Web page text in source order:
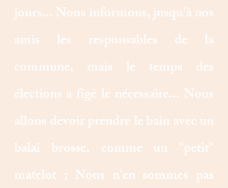
jours... Nous informons, jusqu'à nos
amis les responsables de la
commune, mais le temps des
élections a figé le nécessaire... Nous
allons devoir prendre le bain avec un
balai brosse, comme un "petit"
matelot ; Nous n'en sommes pas